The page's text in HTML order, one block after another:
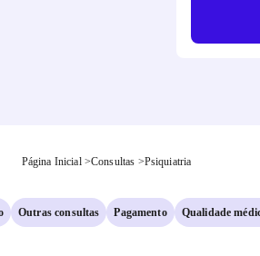
Página Inicial >Consultas >Psiquiatria
Outras consultas Pagamento Qualidade